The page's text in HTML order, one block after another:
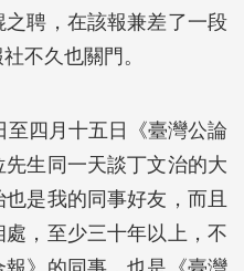
聘，在該報兼差了一段
不久也關門。
四月十五日《臺灣公論
生同一天談丁文治的大
是我的同事好友，而且
，至少三十年以上，不